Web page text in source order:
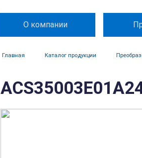
О компании
Главная Каталог продукции